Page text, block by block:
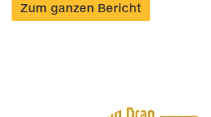
Zum ganzen Bericht